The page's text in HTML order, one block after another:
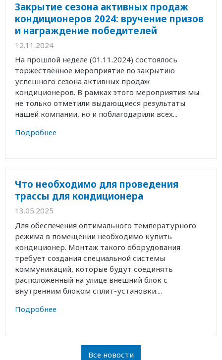
Закрытие сезона активных продаж
кондиционеров 2024: вручение призов
и награждение победителей
12.11.2024
На прошлой неделе (01.11.2024) состоялось
торжественное мероприятие по закрытию
успешного сезона активных продаж
кондиционеров. В рамках этого мероприятия мы
не только отметили выдающиеся результаты
нашей компании, но и поблагодарили всех...
Подробнее
Что необходимо для проведения
трассы для кондиционера
13.05.2025
Для обеспечения оптимального температурного
режима в помещении необходимо купить
кондиционер. Монтаж такого оборудования
требует создания специальной системы
коммуникаций, которые будут соединять
расположенный на улице внешний блок с
внутренним блоком сплит-установки....
Подробнее
Все новости